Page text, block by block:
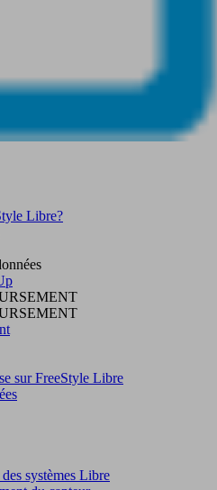
Libre?
sur FreeStyle Libre
systèmes Libre